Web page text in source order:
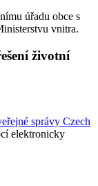
úřadu obce s
vnitra.
životní
správy Czech
elektronicky